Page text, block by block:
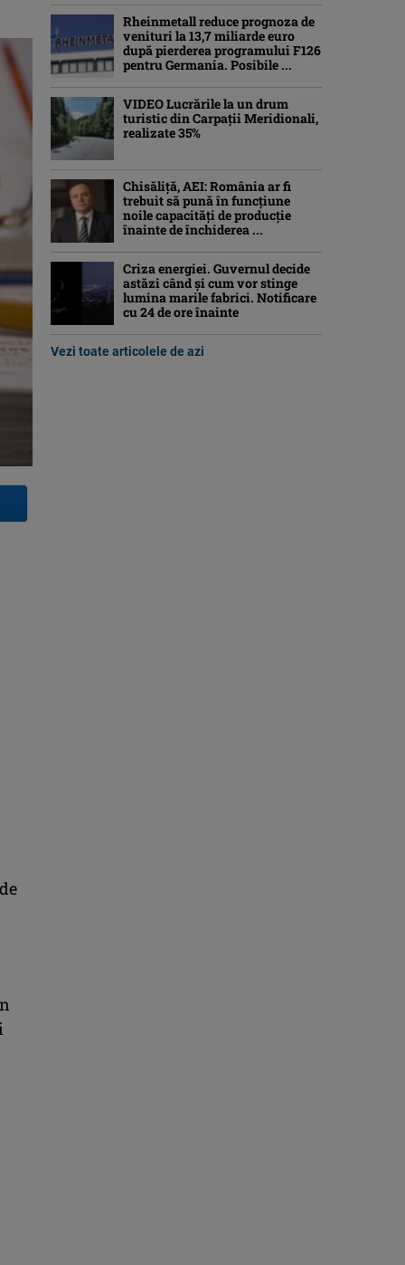
Rheinmetall reduce prognoza de
venituri la 13,7 miliarde euro
după pierderea programului F126
pentru Germania. Posibile ...
VIDEO Lucrările la un drum
turistic din Carpații Meridionali,
realizate 35%
Chisăliță, AEI: România ar fi
trebuit să pună în funcțiune
noile capacități de producție
înainte de închiderea ...
Criza energiei. Guvernul decide
astăzi când și cum vor stinge
lumina marile fabrici. Notificare
cu 24 de ore înainte
Vezi toate articolele de azi